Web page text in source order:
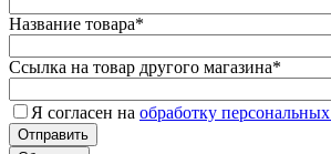
Название товара*
Ссылка на товар другого магазина*
Я согласен на обработку